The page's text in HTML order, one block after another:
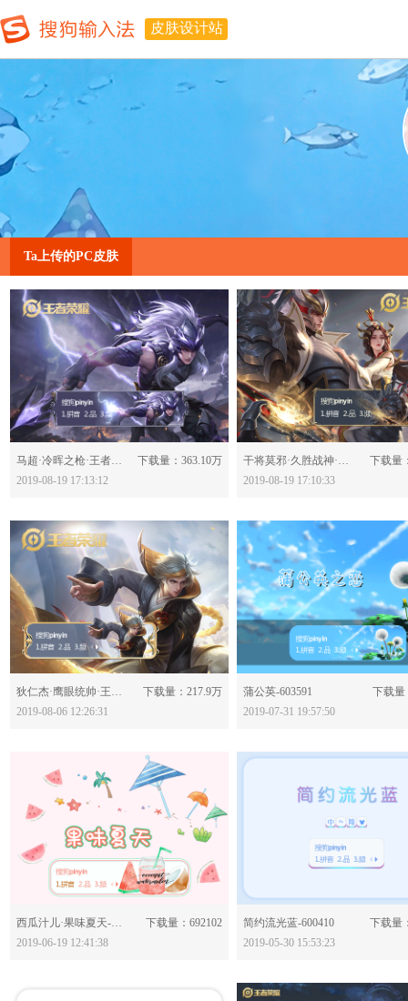
皮肤设计站
Ta上传的PC皮肤
分享：
马超·冷晖之枪·王者荣耀-604791
下载量：363.10万
2019-08-19 17:13:12
分享：
干将莫邪·久胜战神·王者荣耀-604787
下载量
2019-08-19 17:10:33
分享：
狄仁杰·鹰眼统帅·王者荣耀-603965
下载量：217.9万
2019-08-06 12:26:31
蒲公英-603591
下载量
2019-07-31 19:57:50
分享：
西瓜汁儿·果味夏天-601270
下载量：692102
2019-06-19 12:41:38
分享：
简约流光蓝-600410
下载量
2019-05-30 15:53:23